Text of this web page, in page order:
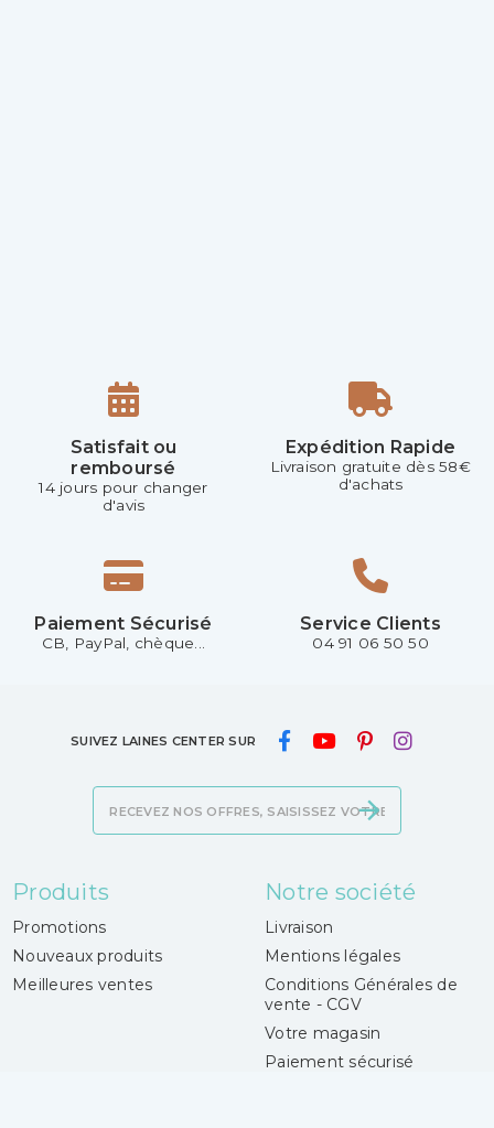
Satisfait ou
remboursé
14 jours pour changer
d'avis
Expédition Rapide
Livraison gratuite dès 58€
d'achats
Paiement Sécurisé
CB, PayPal, chèque...
Service Clients
04 91 06 50 50
SUIVEZ LAINES CENTER SUR
Produits
Promotions
Nouveaux produits
Meilleures ventes
Notre société
Livraison
Mentions légales
Conditions Générales de
vente - CGV
Votre magasin
Paiement sécurisé